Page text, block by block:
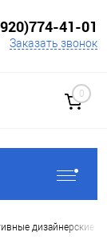
41-01
Заказать звонок
0
дизайнерские